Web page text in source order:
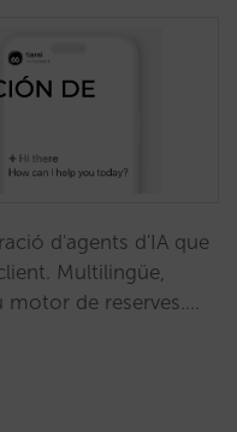
d'agents d'IA que
Multilingüe,
motor de reserves.…